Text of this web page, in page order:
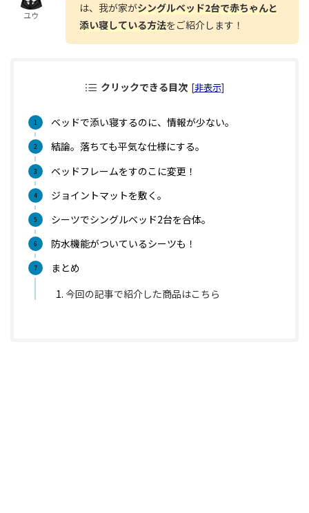
ユウ
は、我が家がシングルベッド2台で赤ちゃんと
添い寝している方法をご紹介します！
クリックできる目次 [非表示]
ベッドで添い寝するのに、情報が少ない。
結論。落ちても平気な仕様にする。
ベッドフレームをすのこに変更！
ジョイントマットを敷く。
シーツでシングルベッド2台を合体。
防水機能がついているシーツも！
まとめ
今回の記事で紹介した商品はこちら